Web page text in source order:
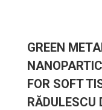
GREEN
FOR SOFT